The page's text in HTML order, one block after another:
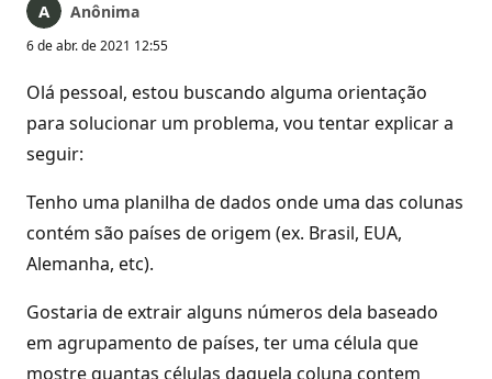
Anônima
6 de abr. de 2021 12:55
Olá pessoal, estou buscando alguma orientação
para solucionar um problema, vou tentar explicar a
seguir:
Tenho uma planilha de dados onde uma das colunas
contém são países de origem (ex. Brasil, EUA,
Alemanha, etc).
Gostaria de extrair alguns números dela baseado
em agrupamento de países, ter uma célula que
mostre quantas células daquela coluna contem